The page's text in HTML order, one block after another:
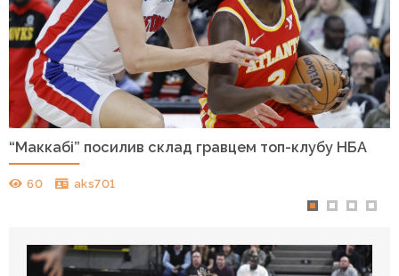
“Маккабі” посилив склад гравцем топ-клубу НБА
60 aks701